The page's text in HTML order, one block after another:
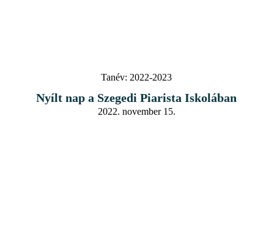
Tanév: 2022-2023
Nyílt nap a Szegedi Piarista Iskolában
2022. november 15.